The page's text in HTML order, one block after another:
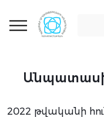
2022 թվականի